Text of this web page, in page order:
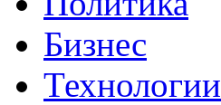
Бизнес
Технологии